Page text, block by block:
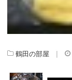
鶴田の部屋 |